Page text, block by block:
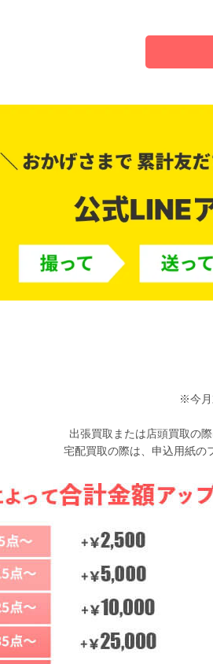
※今月
出張買取または店頭買取の
宅配買取の際は、申込用紙の